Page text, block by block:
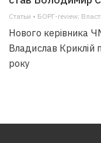
Статьи • БОРГ-review;
Нового керівника
Владислав Криклій
року